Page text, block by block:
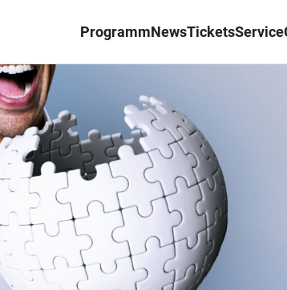
ProgrammNewsTicketsService